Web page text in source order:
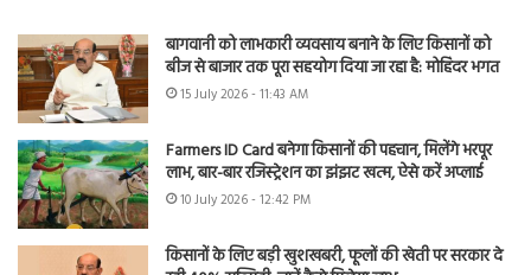
बागवानी को लाभकारी व्यवसाय बनाने के लिए किसानों को
बीज से बाजार तक पूरा सहयोग दिया जा रहा है: मोहिंदर भगत
15 July 2026 - 11:43 AM
Farmers ID Card बनेगा किसानों की पहचान, मिलेंगे भरपूर
लाभ, बार-बार रजिस्ट्रेशन का झंझट खत्म, ऐसे करें अप्लाई
10 July 2026 - 12:42 PM
किसानों के लिए बड़ी खुशखबरी, फूलों की खेती पर सरकार दे